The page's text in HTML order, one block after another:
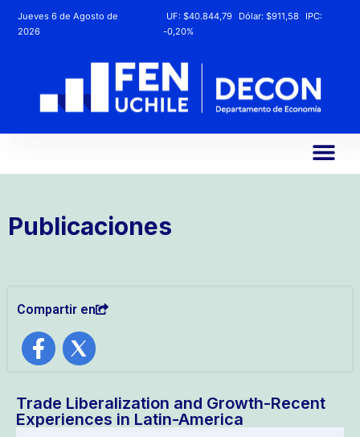
Jueves 6 de Agosto de
2026
UF:$40.844,79 Dólar:$911,58
IPC:
-0,20%
Publicaciones
Compartir en
Trade Liberalization and Growth-Recent
Experiences in Latin-America